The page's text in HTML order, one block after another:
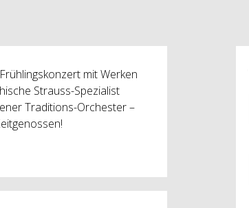
mit Werken
Strauss-Spezialist
Traditions-Orchester –